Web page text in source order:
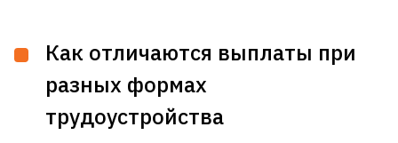
Как отличаются выплаты при
разных формах
трудоустройства